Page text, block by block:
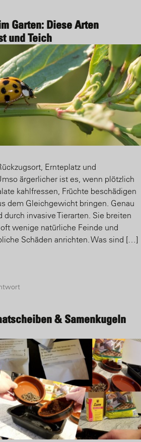
Garten: Diese Arten
und Teich
Ernteplatz und
ärgerlicher ist es, wenn plötzlich
kahlfressen, Früchte beschädigen
dem Gleichgewicht bringen. Genau
durch invasive Tierarten. Sie breiten
wenige natürliche Feinde und
Schäden anrichten. Was sind […]
& Samenkugeln